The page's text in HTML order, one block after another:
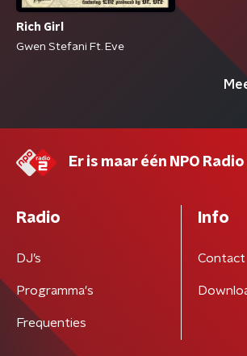
Rich Girl
Gwen Stefani Ft. Eve
Er is maar één NPO Radio
Radio
DJ’s
Programma's
Frequenties
Info
Contact